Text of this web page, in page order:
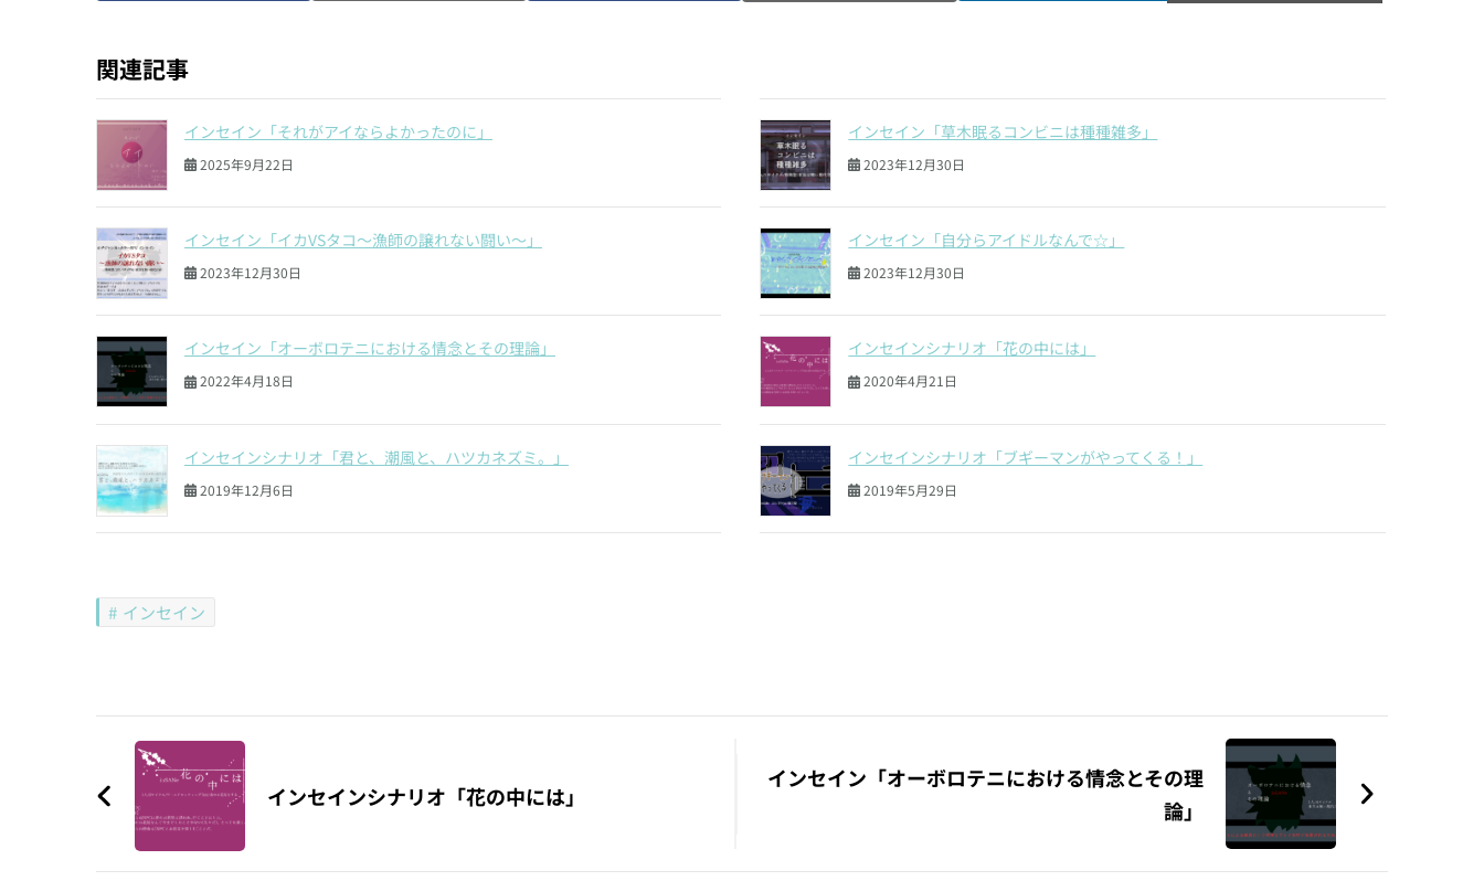
関連記事
インセイン「それがアイならよかったのに」
2025年9月22日
インセイン「草木眠るコンビニは種種雑多」
2023年12月30日
インセイン「イカVSタコ〜漁師の譲れない闘い〜」
2023年12月30日
インセイン「自分らアイドルなんで☆」
2023年12月30日
インセイン「オーボロテニにおける情念とその理論」
2022年4月18日
インセインシナリオ「花の中には」
2020年4月21日
インセインシナリオ「君と、潮風と、ハツカネズミ。」
2019年12月6日
インセインシナリオ「ブギーマンがやってくる！」
2019年5月29日
インセイン
稿
インセインシナリオ「花の中には」
インセイン「オーボロテニにおける情念とその理
論」